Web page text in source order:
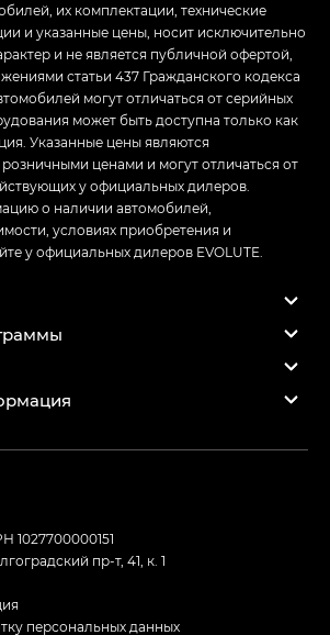
их комплектации, технические
и указанные цены, носит исключительно
и не является публичной офертой,
статьи 437 Гражданского кодекса
могут отличаться от серийных
может быть доступна только как
Указанные цены являются
ценами и могут отличаться от
у официальных дилеров.
о наличии автомобилей,
условиях приобретения и
у официальных дилеров EVOLUTE.
1027700000151
пр-т, 41, к. 1
персональных данных